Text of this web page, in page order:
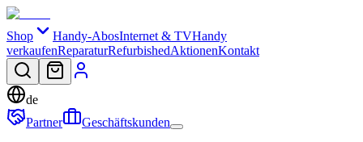
Shop Handy-AbosInternet & TVHandy
verkaufenReparaturRefurbishedAktionenKontakt
de
Partner
Geschäftskunden